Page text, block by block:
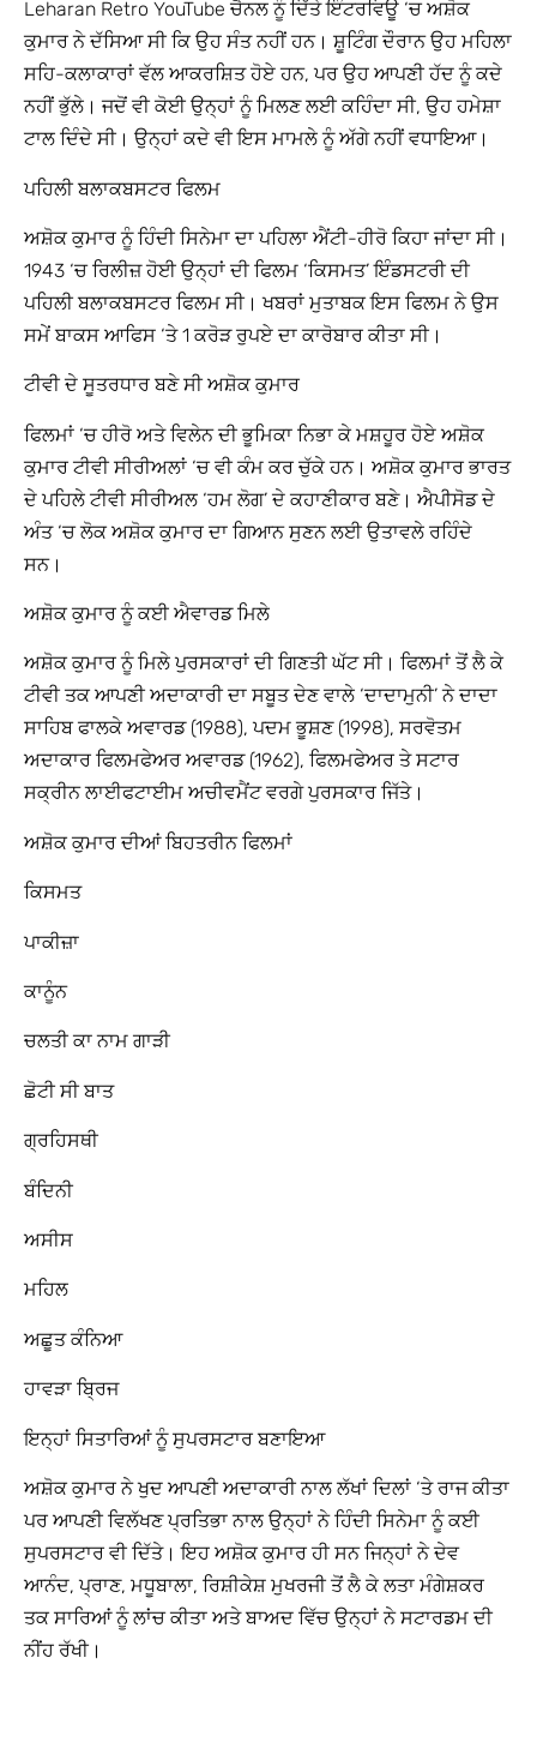
Leharan Retro YouTube ਚੈਨਲ ਨੂੰ ਦਿੱਤੇ ਇੰਟਰਵਿਊ ‘ਚ ਅਸ਼ੋਕ
ਕੁਮਾਰ ਨੇ ਦੱਸਿਆ ਸੀ ਕਿ ਉਹ ਸੰਤ ਨਹੀਂ ਹਨ। ਸ਼ੂਟਿੰਗ ਦੌਰਾਨ ਉਹ ਮਹਿਲਾ
ਸਹਿ-ਕਲਾਕਾਰਾਂ ਵੱਲ ਆਕਰਸ਼ਿਤ ਹੋਏ ਹਨ, ਪਰ ਉਹ ਆਪਣੀ ਹੱਦ ਨੂੰ ਕਦੇ
ਨਹੀਂ ਭੁੱਲੇ। ਜਦੋਂ ਵੀ ਕੋਈ ਉਨ੍ਹਾਂ ਨੂੰ ਮਿਲਣ ਲਈ ਕਹਿੰਦਾ ਸੀ, ਉਹ ਹਮੇਸ਼ਾ
ਟਾਲ ਦਿੰਦੇ ਸੀ। ਉਨ੍ਹਾਂ ਕਦੇ ਵੀ ਇਸ ਮਾਮਲੇ ਨੂੰ ਅੱਗੇ ਨਹੀਂ ਵਧਾਇਆ।
ਪਹਿਲੀ ਬਲਾਕਬਸਟਰ ਫਿਲਮ
ਅਸ਼ੋਕ ਕੁਮਾਰ ਨੂੰ ਹਿੰਦੀ ਸਿਨੇਮਾ ਦਾ ਪਹਿਲਾ ਐਂਟੀ-ਹੀਰੋ ਕਿਹਾ ਜਾਂਦਾ ਸੀ।
1943 ‘ਚ ਰਿਲੀਜ਼ ਹੋਈ ਉਨ੍ਹਾਂ ਦੀ ਫਿਲਮ ‘ਕਿਸਮਤ’ ਇੰਡਸਟਰੀ ਦੀ
ਪਹਿਲੀ ਬਲਾਕਬਸਟਰ ਫਿਲਮ ਸੀ। ਖਬਰਾਂ ਮੁਤਾਬਕ ਇਸ ਫਿਲਮ ਨੇ ਉਸ
ਸਮੇਂ ਬਾਕਸ ਆਫਿਸ ‘ਤੇ 1 ਕਰੋੜ ਰੁਪਏ ਦਾ ਕਾਰੋਬਾਰ ਕੀਤਾ ਸੀ।
ਟੀਵੀ ਦੇ ਸੂਤਰਧਾਰ ਬਣੇ ਸੀ ਅਸ਼ੋਕ ਕੁਮਾਰ
ਫਿਲਮਾਂ ‘ਚ ਹੀਰੋ ਅਤੇ ਵਿਲੇਨ ਦੀ ਭੂਮਿਕਾ ਨਿਭਾ ਕੇ ਮਸ਼ਹੂਰ ਹੋਏ ਅਸ਼ੋਕ
ਕੁਮਾਰ ਟੀਵੀ ਸੀਰੀਅਲਾਂ ‘ਚ ਵੀ ਕੰਮ ਕਰ ਚੁੱਕੇ ਹਨ। ਅਸ਼ੋਕ ਕੁਮਾਰ ਭਾਰਤ
ਦੇ ਪਹਿਲੇ ਟੀਵੀ ਸੀਰੀਅਲ ‘ਹਮ ਲੋਗ’ ਦੇ ਕਹਾਣੀਕਾਰ ਬਣੇ। ਐਪੀਸੋਡ ਦੇ
ਅੰਤ ‘ਚ ਲੋਕ ਅਸ਼ੋਕ ਕੁਮਾਰ ਦਾ ਗਿਆਨ ਸੁਣਨ ਲਈ ਉਤਾਵਲੇ ਰਹਿੰਦੇ
ਸਨ।
ਅਸ਼ੋਕ ਕੁਮਾਰ ਨੂੰ ਕਈ ਐਵਾਰਡ ਮਿਲੇ
ਅਸ਼ੋਕ ਕੁਮਾਰ ਨੂੰ ਮਿਲੇ ਪੁਰਸਕਾਰਾਂ ਦੀ ਗਿਣਤੀ ਘੱਟ ਸੀ। ਫਿਲਮਾਂ ਤੋਂ ਲੈ ਕੇ
ਟੀਵੀ ਤਕ ਆਪਣੀ ਅਦਾਕਾਰੀ ਦਾ ਸਬੂਤ ਦੇਣ ਵਾਲੇ ‘ਦਾਦਾਮੁਨੀ’ ਨੇ ਦਾਦਾ
ਸਾਹਿਬ ਫਾਲਕੇ ਅਵਾਰਡ (1988), ਪਦਮ ਭੂਸ਼ਣ (1998), ਸਰਵੋਤਮ
ਅਦਾਕਾਰ ਫਿਲਮਫੇਅਰ ਅਵਾਰਡ (1962), ਫਿਲਮਫੇਅਰ ਤੇ ਸਟਾਰ
ਸਕ੍ਰੀਨ ਲਾਈਫਟਾਈਮ ਅਚੀਵਮੈਂਟ ਵਰਗੇ ਪੁਰਸਕਾਰ ਜਿੱਤੇ।
ਅਸ਼ੋਕ ਕੁਮਾਰ ਦੀਆਂ ਬਿਹਤਰੀਨ ਫਿਲਮਾਂ
ਕਿਸਮਤ
ਪਾਕੀਜ਼ਾ
ਕਾਨੂੰਨ
ਚਲਤੀ ਕਾ ਨਾਮ ਗਾੜੀ
ਛੋਟੀ ਸੀ ਬਾਤ
ਗ੍ਰਹਿਸਥੀ
ਬੰਦਿਨੀ
ਅਸੀਸ
ਮਹਿਲ
ਅਛੂਤ ਕੰਨਿਆ
ਹਾਵੜਾ ਬ੍ਰਿਜ
ਇਨ੍ਹਾਂ ਸਿਤਾਰਿਆਂ ਨੂੰ ਸੁਪਰਸਟਾਰ ਬਣਾਇਆ
ਅਸ਼ੋਕ ਕੁਮਾਰ ਨੇ ਖੁਦ ਆਪਣੀ ਅਦਾਕਾਰੀ ਨਾਲ ਲੱਖਾਂ ਦਿਲਾਂ ‘ਤੇ ਰਾਜ ਕੀਤਾ
ਪਰ ਆਪਣੀ ਵਿਲੱਖਣ ਪ੍ਰਤਿਭਾ ਨਾਲ ਉਨ੍ਹਾਂ ਨੇ ਹਿੰਦੀ ਸਿਨੇਮਾ ਨੂੰ ਕਈ
ਸੁਪਰਸਟਾਰ ਵੀ ਦਿੱਤੇ। ਇਹ ਅਸ਼ੋਕ ਕੁਮਾਰ ਹੀ ਸਨ ਜਿਨ੍ਹਾਂ ਨੇ ਦੇਵ
ਆਨੰਦ, ਪ੍ਰਾਣ, ਮਧੂਬਾਲਾ, ਰਿਸ਼ੀਕੇਸ਼ ਮੁਖਰਜੀ ਤੋਂ ਲੈ ਕੇ ਲਤਾ ਮੰਗੇਸ਼ਕਰ
ਤਕ ਸਾਰਿਆਂ ਨੂੰ ਲਾਂਚ ਕੀਤਾ ਅਤੇ ਬਾਅਦ ਵਿੱਚ ਉਨ੍ਹਾਂ ਨੇ ਸਟਾਰਡਮ ਦੀ
ਨੀਂਹ ਰੱਖੀ।